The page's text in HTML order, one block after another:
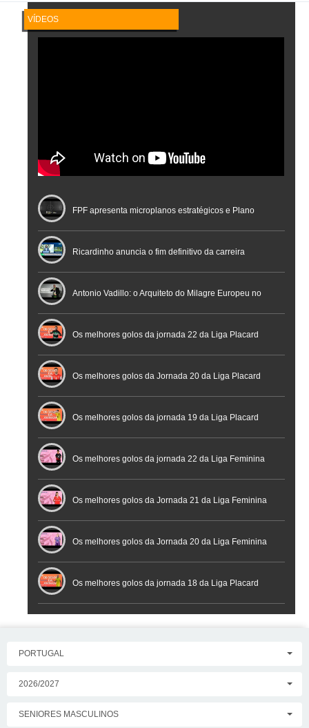
VÍDEOS
FPF apresenta microplanos estratégicos e Plano
Nacional de Arbitragem
Ricardinho anuncia o fim definitivo da carreira
profissional em conferência histórica na Cidade do
Futebol
Antonio Vadillo: o Arquiteto do Milagre Europeu no
Futsal | Documentário
Os melhores golos da jornada 22 da Liga Placard
Os melhores golos da Jornada 20 da Liga Placard
Futsal
Os melhores golos da jornada 19 da Liga Placard
Os melhores golos da jornada 22 da Liga Feminina
Placard
Os melhores golos da Jornada 21 da Liga Feminina
Placard
Os melhores golos da Jornada 20 da Liga Feminina
Placard
Os melhores golos da jornada 18 da Liga Placard
PORTUGAL
2026/2027
SENIORES MASCULINOS